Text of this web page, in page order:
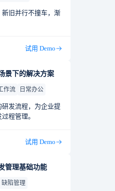
旧并行不撞车，渐
试用 Demo
景下的解决方案
作流 日常办公
发流程，为企业提
程管理。
试用 Demo
管理基础功能
缺陷管理